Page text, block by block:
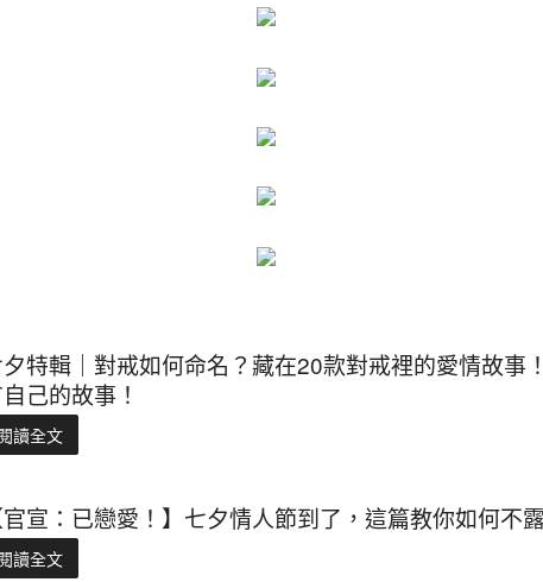
特輯｜對戒如何命名？藏在20款對戒裡的愛情故事
己的故事！
讀全文
宣：已戀愛！】七夕情人節到了，這篇教你如何不
讀全文